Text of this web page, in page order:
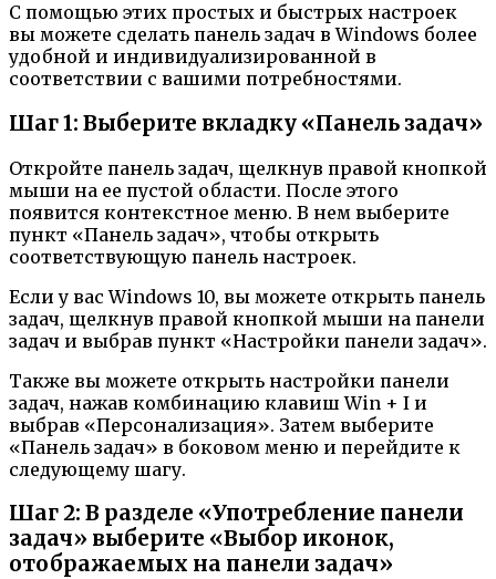
С помощью этих простых и быстрых настроек
вы можете сделать панель задач в Windows более
удобной и индивидуализированной в
соответствии с вашими потребностями.
Шаг 1: Выберите вкладку «Панель задач»
Откройте панель задач, щелкнув правой кнопкой
мыши на ее пустой области. После этого
появится контекстное меню. В нем выберите
пункт «Панель задач», чтобы открыть
соответствующую панель настроек.
Если у вас Windows 10, вы можете открыть панель
задач, щелкнув правой кнопкой мыши на панели
задач и выбрав пункт «Настройки панели задач».
Также вы можете открыть настройки панели
задач, нажав комбинацию клавиш Win + I и
выбрав «Персонализация». Затем выберите
«Панель задач» в боковом меню и перейдите к
следующему шагу.
Шаг 2: В разделе «Употребление панели
задач» выберите «Выбор иконок,
отображаемых на панели задач»